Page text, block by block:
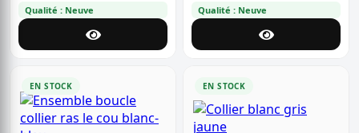
Qualité : Neuve Qualité : Neuve
EN STOCK EN STOCK